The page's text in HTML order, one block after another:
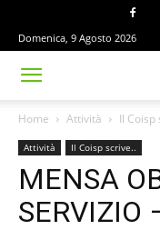
Domenica, 9 Agosto 2026
Home Attività Il Coisp
Attività Il Coisp scrive..
MENSA
SERVIZIO